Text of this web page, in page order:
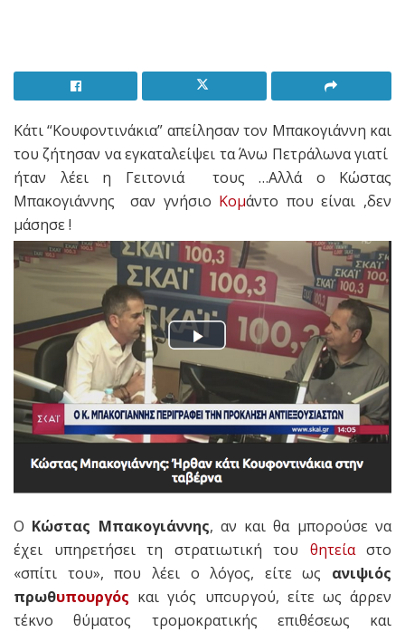
Κάτι “Κουφοντινάκια” απείλησαν τον Μπακογιάννη και
του ζήτησαν να εγκαταλείψει τα Άνω Πετράλωνα γιατί
ήταν λέει η Γειτονιά τους …Αλλά ο Κώστας
Μπακογιάννης σαν γνήσιο Κομάντο που είναι ,δεν
μάσησε !
Ο Κώστας Μπακογιάννης, αν και θα μπορούσε να
έχει υπηρετήσει τη στρατιωτική του θητείαστο
«σπίτι του», που λέει ο λόγος, είτε ως ανιψιός
πρωθυπουργός και γιός υπουργού, είτε ως άρρεν
τέκνο θύματος τρομοκρατικής επιθέσεως και